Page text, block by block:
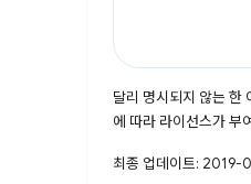
달리 명시되지 않는 한
에 따라 라이선스가 부
최종 업데이트: 2019-